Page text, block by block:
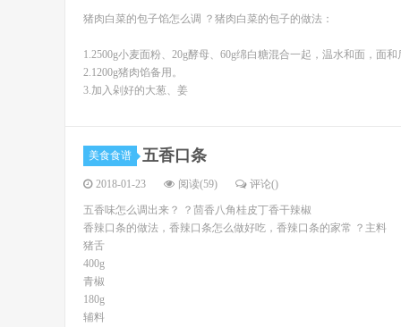
猪肉白菜的包子馅怎么调 ？猪肉白菜的包子的做法：
1.2500g小麦面粉、20g酵母、60g绵白糖混合一起，温水和面，面和
2.1200g猪肉馅备用。
3.加入剁好的大葱、姜
美食食谱 五香口条
2018-01-23 阅读(59) 评论()
五香味怎么调出来？ ？茴香八角桂皮丁香干辣椒
香辣口条的做法，香辣口条怎么做好吃，香辣口条的家常 ？主料
猪舌
400g
青椒
180g
辅料